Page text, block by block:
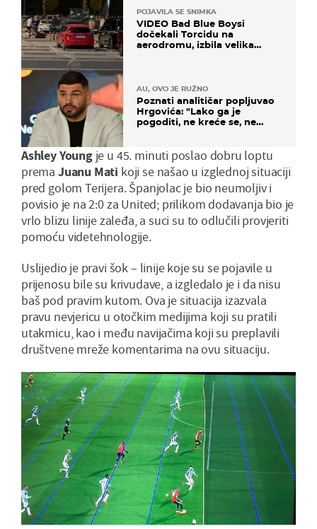
POJAVILA SE SNIMKA
VIDEO Bad Blue Boysi
dočekali Torcidu na
aerodromu, izbila velika
AU, OVO JE RUŽNO
Poznati analitičar popljuvao
Hrgovića: "Lako ga je
pogoditi, ne kreće se, ne
Ashley Youngje u 45. minuti poslao dobru loptu
prema Juanu Mati koji se našao u izglednoj situaciji
pred golom Terijera. Španjolac je bio neumoljiv i
povisio je na 2:0 za United; prilikom dodavanja bio je
vrlo blizu linije zaleđa, a suci su to odlučili provjeriti
pomoću videtehnologije.
Uslijedio je pravi šok – linije koje su se pojavile u
prijenosu bile su krivudave, a izgledalo je i da nisu
baš pod pravim kutom. Ova je situacija izazvala
pravu nevjericu u otočkim medijima koji su pratili
utakmicu, kao i među navijačima koji su preplavili
društvene mreže komentarima na ovu situaciju.